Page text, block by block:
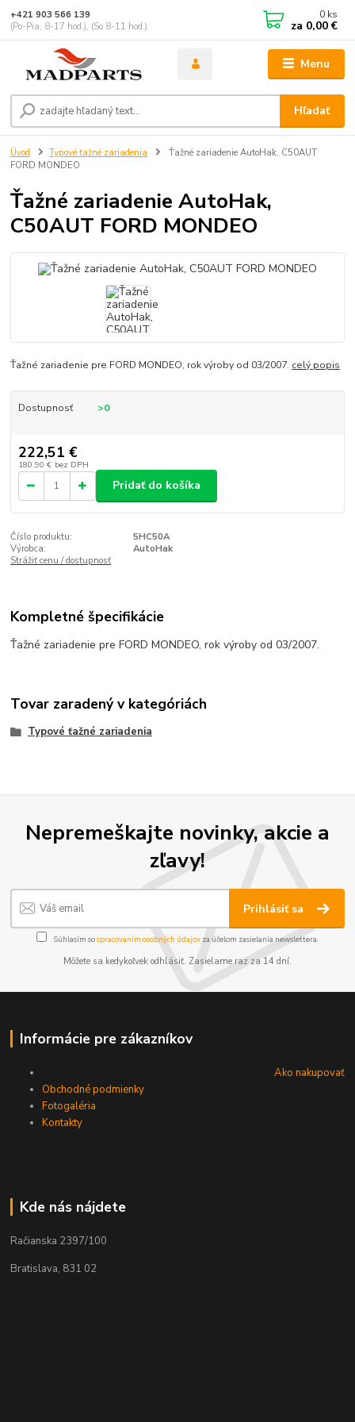
Menu
Hľadať
+421 903 566 139
(Po-Pia, 8-17 hod.), (So 8-11 hod.)
0 ks
za 0,00 €
Úvod Typové ťažné zariadenia
Ťažné zariadenie AutoHak, C50AUT
FORD MONDEO
Ťažné zariadenie AutoHak,
C50AUT FORD MONDEO
Ťažné zariadenie pre FORD MONDEO, rok výroby od 03/2007. celý popis
Dostupnosť >0
222,51 €
180,90 € bez DPH
Pridať do košíka
Číslo produktu:
5HC50A
Výrobca:
AutoHak
Strážiť cenu / dostupnosť
Kompletné špecifikácie
Ťažné zariadenie pre FORD MONDEO, rok výroby od 03/2007.
Tovar zaradený v kategóriách
Typové ťažné zariadenia
Nepremeškajte novinky, akcie a
zľavy!
Prihlásiť sa
Súhlasím sospracovaním osobných údajov za účelom zasielania newslettera.
Môžete sa kedykoľvek odhlásiť. Zasielame raz za 14 dní.
Informácie pre zákazníkov
Ako nakupovať
Obchodné podmienky
Fotogaléria
Kontakty
Kde nás nájdete
Račianska 2397/100
Bratislava, 831 02